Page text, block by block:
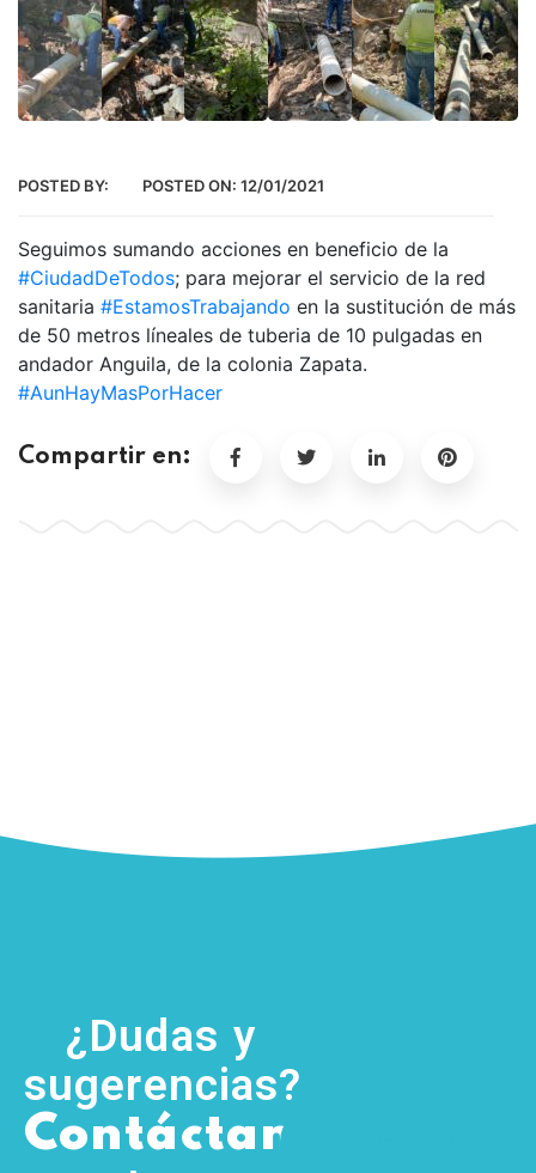
POSTED BY: POSTED ON: 12/01/2021
Seguimos sumando acciones en beneficio de la
#CiudadDeTodos; para mejorar el servicio de la red
sanitaria #EstamosTrabajando en la sustitución de más
de 50 metros líneales de tuberia de 10 pulgadas en
andador Anguila, de la colonia Zapata.
#AunHayMasPorHacer
Compartir en:
¿Dudas y
sugerencias?
Contáctanos